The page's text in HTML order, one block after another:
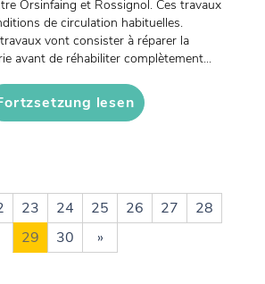
Orsinfaing et Rossignol. Ces travaux
de circulation habituelles.
vont consister à réparer la
avant de réhabiliter complètement...
lesen
23 24 25 26 27
28
29
30 »